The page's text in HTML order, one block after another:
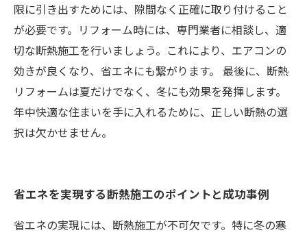
限に引き出すためには、隙間なく正確に取り付けること
が必要です。リフォーム時には、専門業者に相談し、適
切な断熱施工を行いましょう。これにより、エアコンの
効きが良くなり、省エネにも繋がります。 最後に、断熱
リフォームは夏だけでなく、冬にも効果を発揮します。
年中快適な住まいを手に入れるために、正しい断熱の選
択は欠かせません。
省エネを実現する断熱施工のポイントと成功事例
省エネの実現には、断熱施工が不可欠です。特に冬の寒